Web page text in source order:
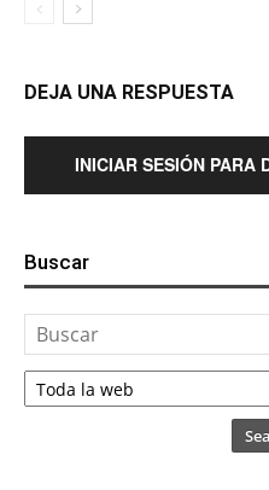
DEJA UNA RESPUESTA
INICIAR SESIÓN PARA
Buscar